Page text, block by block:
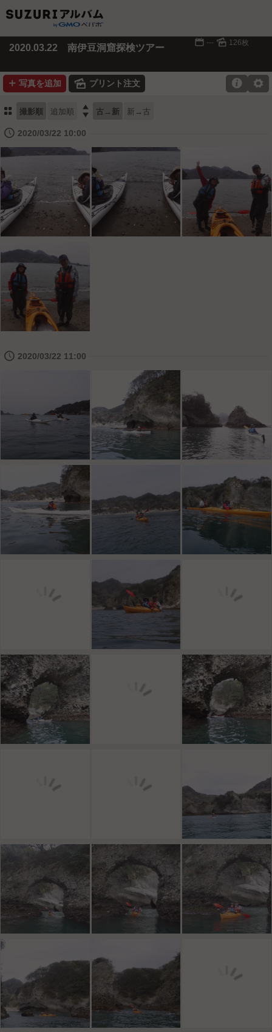
2020.03.22 南伊豆洞窟探検ツアー 📅 --- 🌄 126枚
➕ 写真を追加 🌄 プリント注文 ⚙

⚏ 撮影順 追加順  古→新 新→古
🕔 2020/03/22 10:00
🕔 2020/03/22 11:00